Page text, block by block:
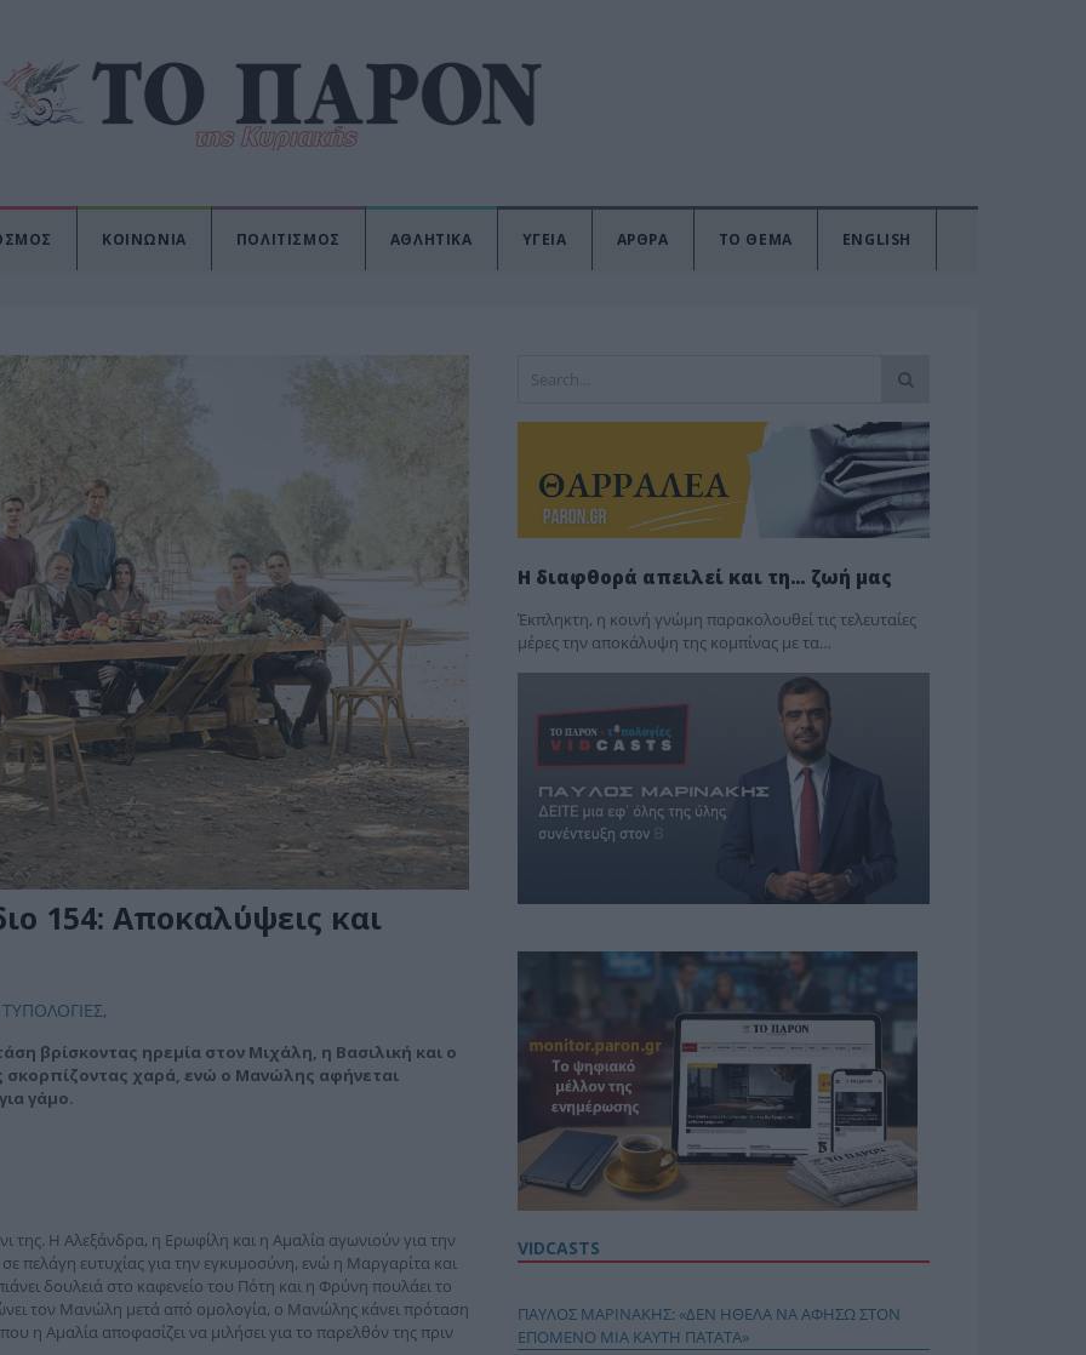
ΚΟΙΝΩΝΙΑ ΠΟΛΙΤΙΣΜΟΣ ΑΘΛΗΤΙΚΑ ΥΓΕΙΑ ΑΡΘΡΑ ΤΟ ΘΕΜΑ ENGLISH
154: Αποκαλύψεις και
,
βρίσκοντας ηρεμία στον Μιχάλη, η Βασιλική και ο
σκορπίζοντας χαρά, ενώ ο Μανώλης αφήνεται
γάμο.
της. Η Αλεξάνδρα, η Ερωφίλη και η Αμαλία αγωνιούν για την
ευτυχίας για την εγκυμοσύνη, ενώ η Μαργαρίτα και
δουλειά στο καφενείο του Πότη και η Φρύνη πουλάει το
τον Μανώλη μετά από ομολογία, ο Μανώλης κάνει πρόταση
η Αμαλία αποφασίζει να μιλήσει για το παρελθόν της πριν
Η διαφθορά απειλεί και τη… ζωή μας
Έκπληκτη, η κοινή γνώμη παρακολουθεί τις τελευταίες
μέρες την αποκάλυψη της κο­μπίνας με τα…
VIDCASTS
ΠΑΥΛΟΣ ΜΑΡΙΝΑΚΗΣ: «ΔΕΝ ΗΘΕΛΑ ΝΑ ΑΦΗΣΩ ΣΤΟΝ
ΕΠΟΜΕΝΟ ΜΙΑ ΚΑΥΤΗ ΠΑΤΑΤΑ»